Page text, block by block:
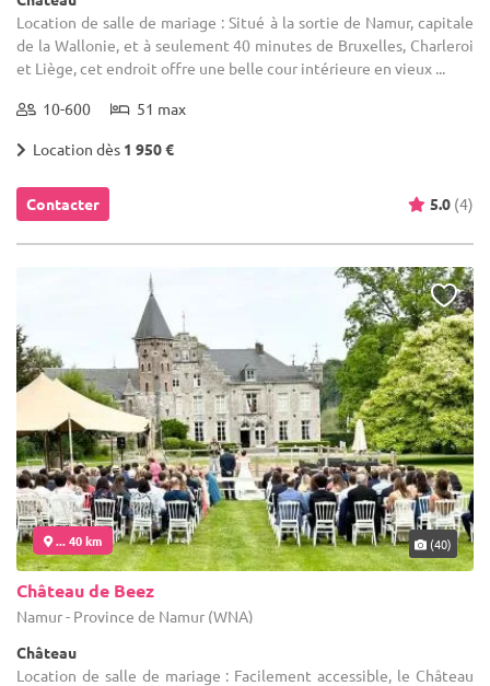
Location de salle de mariage : Situé à la sortie de Namur, capitale
de la Wallonie, et à seulement 40 minutes de Bruxelles, Charleroi
et Liège, cet endroit offre une belle cour intérieure en vieux ...
10-600 51 max
Location dès 1 950 €
Contacter 5.0 (4)
... 40 km (40)
Château de Beez
Namur - Province de Namur (WNA)
Château
Location de salle de mariage : Facilement accessible, le Château